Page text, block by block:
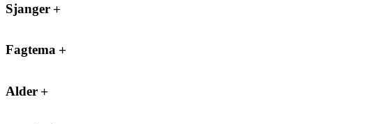
Sjanger
Fagtema
Alder